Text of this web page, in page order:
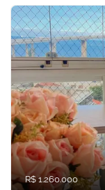
R$ 1.260.000